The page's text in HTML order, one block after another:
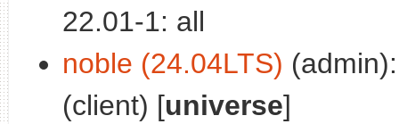
22.01-1: all
noble (24.04LTS)
(client) [universe]